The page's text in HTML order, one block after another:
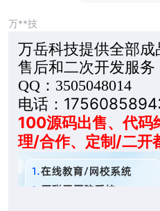
万**技
万岳科技提供全部成
售后和二次开发服务
QQ：3505048014
电话：
100源码出售、代码
理/合作、定制/二开